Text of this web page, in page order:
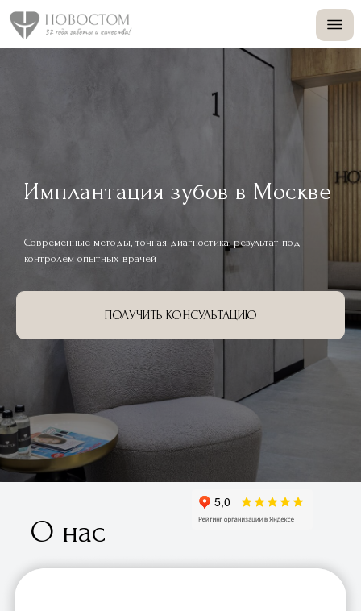
Имплантация зубов в Москве
Современные методы, точная диагностика, результат под
контролем опытных врачей
ПОЛУЧИТЬ КОНСУЛЬТАЦИЮ
О нас
Профессионализм и опыт
Наша клиника гордится
высококвалифицированными
специалистами с многолетним опытом
работы в области стоматологии. Мы
предлагаем полный спектр
стоматологических услуг, включая
эстетическую стоматологию.